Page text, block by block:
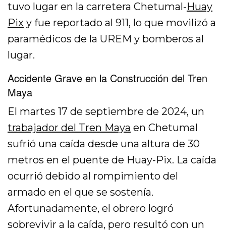
tuvo lugar en la carretera Chetumal- Huay
Pix y fue reportado al 911, lo que movilizó a
paramédicos de la UREM y bomberos al
lugar.
Accidente Grave en la Construcción del Tren
Maya
El martes 17 de septiembre de 2024, un
trabajador del Tren Maya en Chetumal
sufrió una caída desde una altura de 30
metros en el puente de Huay-Pix. La caída
ocurrió debido al rompimiento del
armado en el que se sostenía.
Afortunadamente, el obrero logró
sobrevivir a la caída, pero resultó con un